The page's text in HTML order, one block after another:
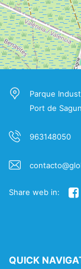
Parque
Port de
963148050
Share web in:
QUICK